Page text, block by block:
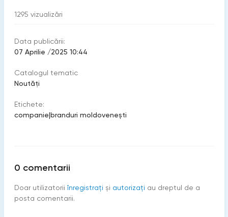
1295 vizualizări
Data publicării:
07 Aprilie /2025 10:44
Catalogul tematic
Noutăți
Etichete:
companie|branduri moldovenești
0 comentarii
Doar utilizatorii înregistraţi şi autorizați au dreptul de a
posta comentarii.